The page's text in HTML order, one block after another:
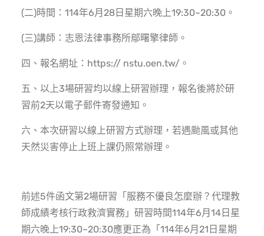
(二)時間：114年6月28日星期六晚上19:30~20:30。
(三)講師：志恩法律事務所鄔曙擎律師。
四、報名網址：https:// nstu.oen.tw/。
五、以上3場研習均以線上研習辦理，報名後將於研
習前2天以電子郵件寄發通知。
六、本次研習以線上研習方式辦理，若遇颱風或其他
天然災害停止上班上課仍照常辦理。
前述5件函文第2場研習「服務不優良怎麼辦？代理教
師成績考核行政救濟實務」研習時間114年6月14日星
期六晚上19:30~20:30應更正為「114年6月21日星期